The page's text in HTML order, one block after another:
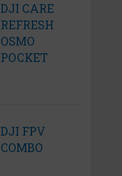
DJI CARE
REFRESH
OSMO
POCKET
DJI FPV
COMBO